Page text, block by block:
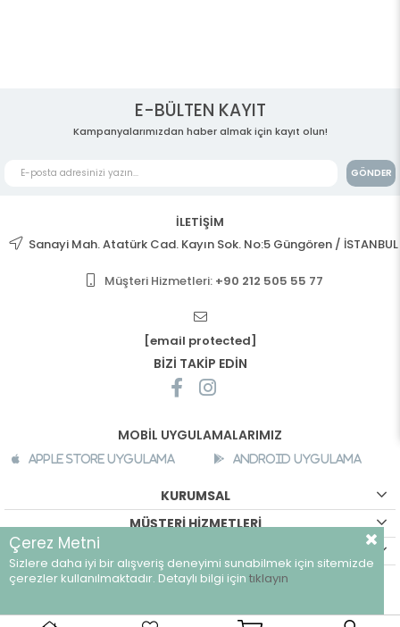
E-BÜLTEN KAYIT
Kampanyalarımızdan haber almak için kayıt olun!
GÖNDER
İLETİŞİM
Sanayi Mah. Atatürk Cad. Kayın Sok. No:5 Güngören / İSTANBUL
Müşteri Hizmetleri: +90 212 505 55 77
[email protected]
BİZİ TAKİP EDİN
MOBİL UYGULAMALARIMIZ
Apple Store Uygulama Android Uygulama
KURUMSAL
MÜŞTERİ HİZMETLERİ
©breeze.com.tr - Tüm hakları saklıdır.
Çerez Metni
Sizlere daha iyi bir alışveriş deneyimi sunabilmek için sitemizde
çerezler kullanılmaktadır. Detaylı bilgi için tıklayın